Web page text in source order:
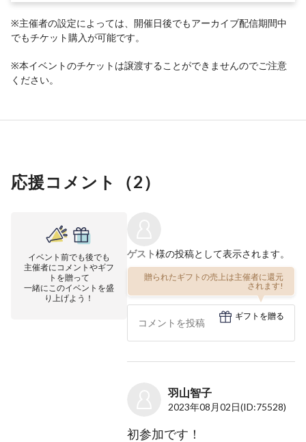
※主催者の設定によっては、開催日後でもアーカイブ配信期間中
でもチケット購入が可能です。
※本イベントのチケットは譲渡することができませんのでご注意
ください。
応援コメント（2）
イベント前でも後でも
主催者にコメントやギフ
トを贈って
一緒にこのイベントを盛
り上げよう！
ゲスト様の投稿として表示されます。
贈られたギフトの売上は主催者に還元
されます!
ギフトを贈る
羽山智子
2023年08月02日(ID:75528)
初参加です！